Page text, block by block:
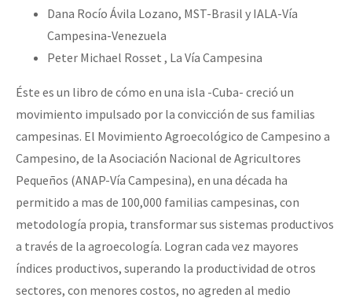
Dana Rocío Ávila Lozano, MST-Brasil y IALA-Vía
Campesina-Venezuela
Peter Michael Rosset , La Vía Campesina
Éste es un libro de cómo en una isla -Cuba- creció un
movimiento impulsado por la convicción de sus familias
campesinas. El Movimiento Agroecológico de Campesino a
Campesino, de la Asociación Nacional de Agricultores
Pequeños (ANAP-Vía Campesina), en una década ha
permitido a mas de 100,000 familias campesinas, con
metodología propia, transformar sus sistemas productivos
a través de la agroecología. Logran cada vez mayores
índices productivos, superando la productividad de otros
sectores, con menores costos, no agreden al medio